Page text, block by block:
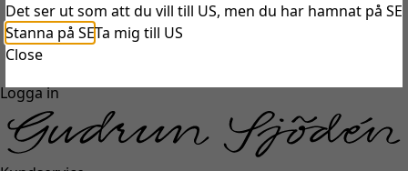
Logga in
Det ser ut som att du vill till US, men du har hamnat på SE
Stanna på SETa mig till US
Close
An unexpected error occurred.
unexpectederror.buttontext